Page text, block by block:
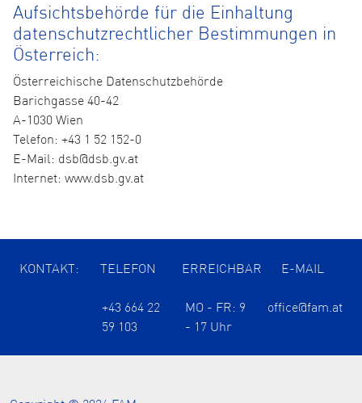
Aufsichtsbehörde für die Einhaltung
datenschutzrechtlicher Bestimmungen in
Österreich:
Österreichische Datenschutzbehörde
Barichgasse 40-42
A-1030 Wien
Telefon: +43 1 52 152-0
E-Mail: dsb@dsb.gv.at
Internet: www.dsb.gv.at
KONTAKT: TELEFON ERREICHBAR E-MAIL
+43 664 22
59 103
MO - FR: 9
- 17 Uhr
office@fam.at